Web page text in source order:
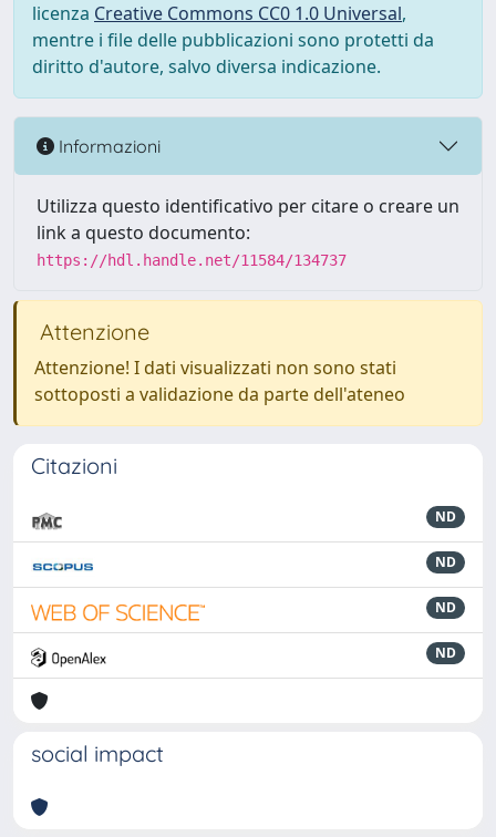
licenza Creative Commons CC0 1.0 Universal,
mentre i file delle pubblicazioni sono protetti da
diritto d'autore, salvo diversa indicazione.
Informazioni
Utilizza questo identificativo per citare o creare un
link a questo documento:
https://hdl.handle.net/11584/134737
Attenzione
Attenzione! I dati visualizzati non sono stati
sottoposti a validazione da parte dell'ateneo
Citazioni
ND
ND
ND
ND
social impact